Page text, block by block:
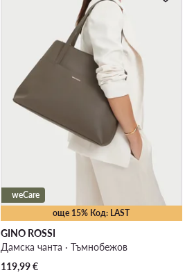
още 15% Код: LAST
weCare
GINO ROSSI
Дамска чанта · Тъмнобежов
119,99€